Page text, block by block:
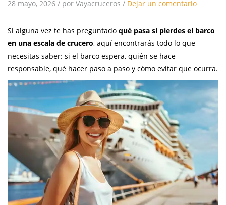
28 mayo, 2026 / por Vayacruceros / Dejar un comentario
Si alguna vez te has preguntado qué pasa si pierdes el barco
en una escala de crucero, aquí encontrarás todo lo que
necesitas saber: si el barco espera, quién se hace
responsable, qué hacer paso a paso y cómo evitar que ocurra.